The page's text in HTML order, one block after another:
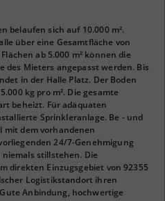
belaufen sich auf 10.000 m².
über eine Gesamtfläche von
ab 5.000 m² können die
des Mieters angepasst werden. Bis
in der Halle Platz. Der Boden
kg pro m². Die gesamte
beheizt. Für adäquaten
Sprinkleranlage. Be - und
mit dem vorhandenen
24/7-Genehmigung
stillstehen. Die
direkten Einzugsgebiet von 92355
Logistikstandort ihren
Anbindung, hochwertige